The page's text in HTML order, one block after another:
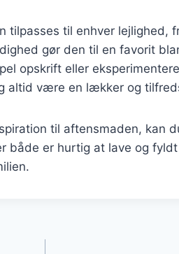
tilpasses til enhver lejlighed,
gør den til en favorit
opskrift eller
altid være en lækker og
til aftensmaden, kan
både er hurtig at lave og